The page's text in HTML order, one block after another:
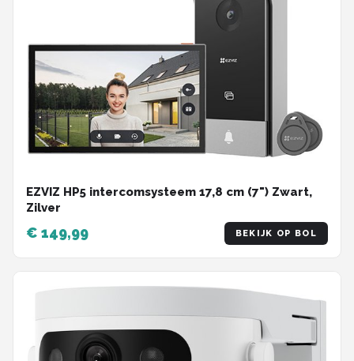
EZVIZ HP5 intercomsysteem 17,8 cm (7") Zwart,
Zilver
€ 149,99 BEKIJK OP BOL